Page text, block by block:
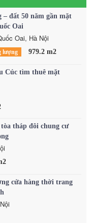
– đất 50 năm gần mặt
Oai
Oai, Hà Nội
lượng 979.2 m2
Cúc tìm thuê mặt
tháp đôi chung cư
cửa hàng thời trang